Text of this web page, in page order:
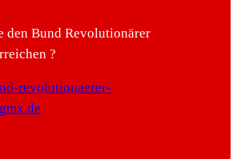
den Bund Revolutionärer
?
revolutionaerer-